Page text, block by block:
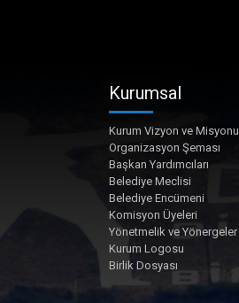
Kurumsal
Kurum Vizyon ve Misyonu
Organizasyon Şeması
Başkan Yardımcıları
Belediye Meclisi
Belediye Encümeni
Komisyon Üyeleri
Yönetmelik ve Yönergeler
Kurum Logosu
Birlik Dosyası